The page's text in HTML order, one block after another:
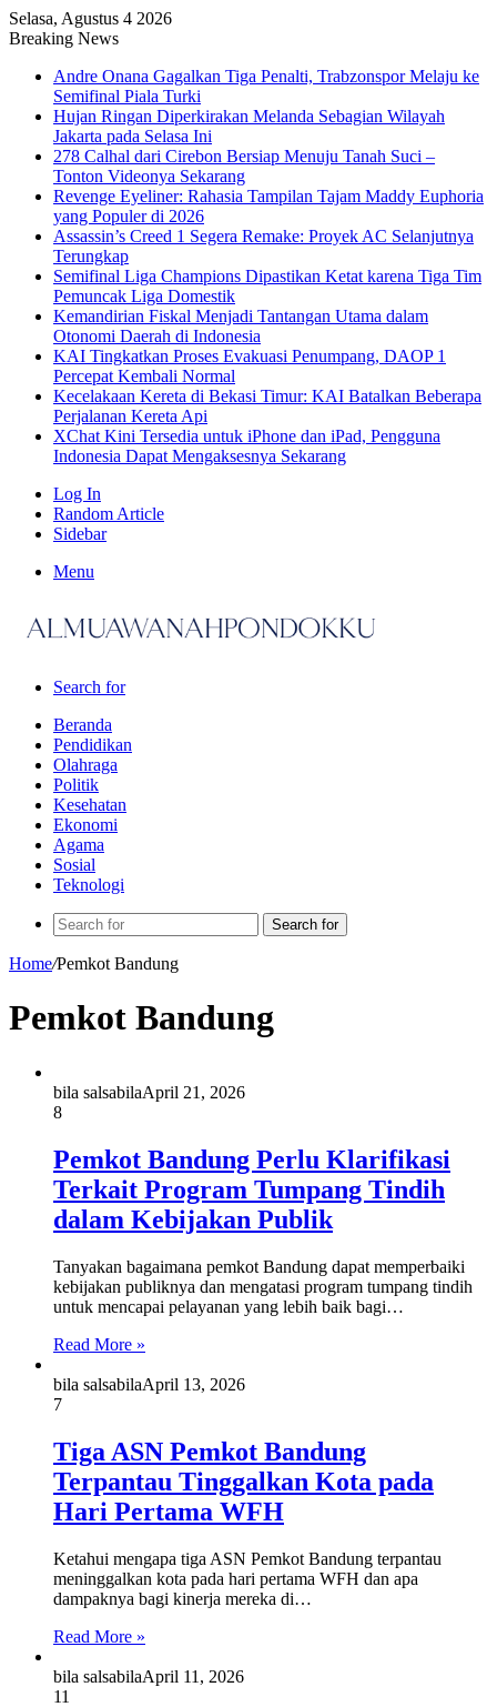
Selasa, Agustus 4 2026
Breaking News
Andre Onana Gagalkan Tiga Penalti, Trabzonspor Melaju ke
Semifinal Piala Turki
Hujan Ringan Diperkirakan Melanda Sebagian Wilayah
Jakarta pada Selasa Ini
278 Calhal dari Cirebon Bersiap Menuju Tanah Suci –
Tonton Videonya Sekarang
Revenge Eyeliner: Rahasia Tampilan Tajam Maddy Euphoria
yang Populer di 2026
Assassin’s Creed 1 Segera Remake: Proyek AC Selanjutnya
Terungkap
Semifinal Liga Champions Dipastikan Ketat karena Tiga Tim
Pemuncak Liga Domestik
Kemandirian Fiskal Menjadi Tantangan Utama dalam
Otonomi Daerah di Indonesia
KAI Tingkatkan Proses Evakuasi Penumpang, DAOP 1
Percepat Kembali Normal
Kecelakaan Kereta di Bekasi Timur: KAI Batalkan Beberapa
Perjalanan Kereta Api
XChat Kini Tersedia untuk iPhone dan iPad, Pengguna
Indonesia Dapat Mengaksesnya Sekarang
Log In
Random Article
Sidebar
Menu
Search for
Beranda
Pendidikan
Olahraga
Politik
Kesehatan
Ekonomi
Agama
Sosial
Teknologi
Search for
Home/Pemkot Bandung
Pemkot Bandung
bila salsabilaApril 21, 2026
8
Pemkot Bandung Perlu Klarifikasi
Terkait Program Tumpang Tindih
dalam Kebijakan Publik
Tanyakan bagaimana pemkot Bandung dapat memperbaiki
kebijakan publiknya dan mengatasi program tumpang tindih
untuk mencapai pelayanan yang lebih baik bagi…
Read More »
bila salsabilaApril 13, 2026
7
Tiga ASN Pemkot Bandung
Terpantau Tinggalkan Kota pada
Hari Pertama WFH
Ketahui mengapa tiga ASN Pemkot Bandung terpantau
meninggalkan kota pada hari pertama WFH dan apa
dampaknya bagi kinerja mereka di…
Read More »
bila salsabilaApril 11, 2026
11